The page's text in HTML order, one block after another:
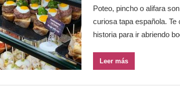
Poteo, pincho o alifara
curiosa tapa española.
historia para ir abriendo
Leer más